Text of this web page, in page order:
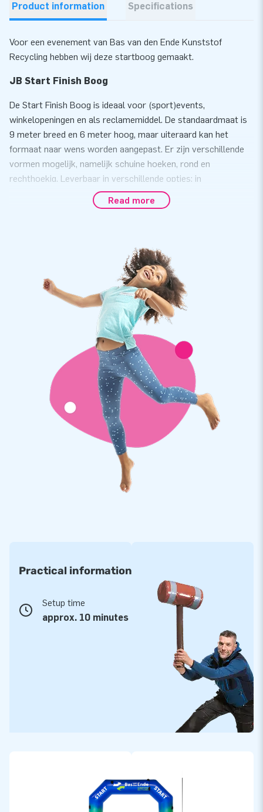
Product information Specifications
Voor een evenement van Bas van den Ende Kunststof
Recycling hebben wij deze startboog gemaakt.
JB Start Finish Boog
De Start Finish Boog is ideaal voor (sport)events,
winkelopeningen en als reclamemiddel. De standaardmaat is
9 meter breed en 6 meter hoog, maar uiteraard kan het
formaat naar wens worden aangepast. Er zijn verschillende
vormen mogelijk, namelijk schuine hoeken, rond en
rechthoekig. Leverbaar in verschillende opties: in
basiskleuren, met banners, full colour en zelfs met 3D-
stabilisatoren onderop plaatsen. Zo staat de boog extra
stevig. Wil je de boog op het water gebruiken? Ook dat kan!
Onze airtight (luchtdichte) bogen zijn een gesloten systeem
zonder blower, waardoor ze een paar dagen op het water
Wil je meer informatie over de op maat gemaakte Start Finish
Boog? Neem dan contact met ons op.
Read more
Practical information
Setup time
approx. 10 minutes